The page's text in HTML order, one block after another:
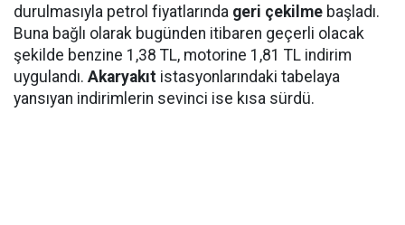
durulmasıyla petrol fiyatlarında geri çekilme başladı.
Buna bağlı olarak bugünden itibaren geçerli olacak
şekilde benzine 1,38 TL, motorine 1,81 TL indirim
uygulandı. Akaryakıt istasyonlarındaki tabelaya
yansıyan indirimlerin sevinci ise kısa sürdü.